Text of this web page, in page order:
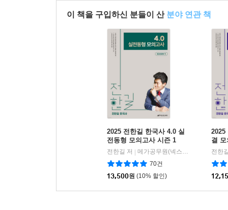
이 책을 구입하신 분들이 산 분야 연관 책
2025 전한길 한국사 4.0 실
전동형 모의고사 시즌 1
전한길 저
메가공무원(넥스트스터디)
70건
13,500원 (10% 할인)
2025
결
전한